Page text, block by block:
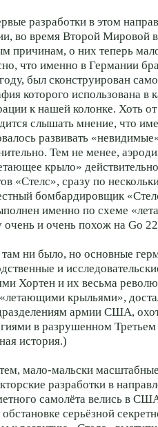
разработки в этом
во время Второй Мировой
причинам, о них теперь
что именно в Германии
был сконструирован
которого использована в
к нашей колонке. Хоть
слышать мнение, что
развивать
Тем не менее,
крыло»
«Стелс», сразу по
бомбардировщик
именно по схеме
очень и очень похож на Go
ни было, но основные
и
Хортен и их весьма
крыльями»,
армии США,
в разрушенном Третьем
история.)
мало-мальски
разработки в
самолёта велись в
обстановке серьёзной